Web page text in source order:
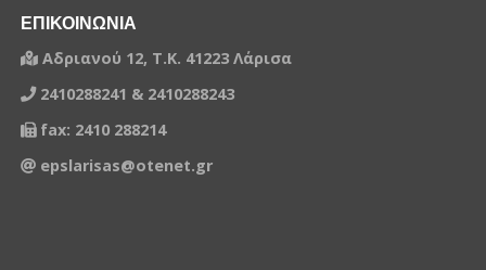
ΕΠΙΚΟΙΝΩΝΙΑ
Αδριανού 12, Τ.Κ. 41223 Λάρισα
2410288241 & 2410288243
fax: 2410 288214
epslarisas@otenet.gr